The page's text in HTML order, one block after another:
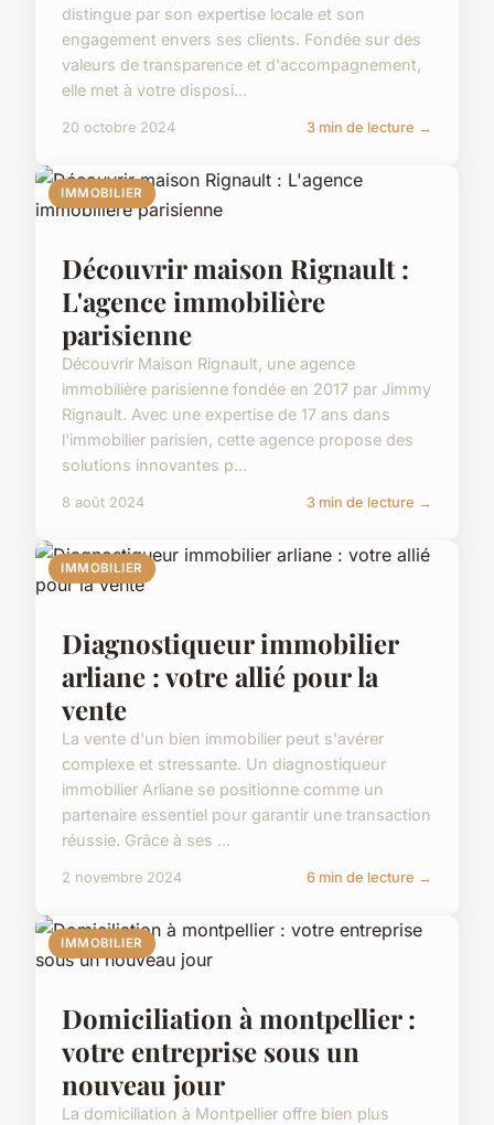
distingue par son expertise locale et son
engagement envers ses clients. Fondée sur des
valeurs de transparence et d'accompagnement,
elle met à votre disposi...
20 octobre 2024 3 min de lecture →
IMMOBILIER
Découvrir maison Rignault :
L'agence immobilière
parisienne
Découvrir Maison Rignault, une agence
immobilière parisienne fondée en 2017 par Jimmy
Rignault. Avec une expertise de 17 ans dans
l'immobilier parisien, cette agence propose des
solutions innovantes p...
8 août 2024 3 min de lecture →
IMMOBILIER
Diagnostiqueur immobilier
arliane : votre allié pour la
vente
La vente d'un bien immobilier peut s'avérer
complexe et stressante. Un diagnostiqueur
immobilier Arliane se positionne comme un
partenaire essentiel pour garantir une transaction
réussie. Grâce à ses ...
2 novembre 2024 6 min de lecture →
IMMOBILIER
Domiciliation à montpellier :
votre entreprise sous un
nouveau jour
La domiciliation à Montpellier offre bien plus